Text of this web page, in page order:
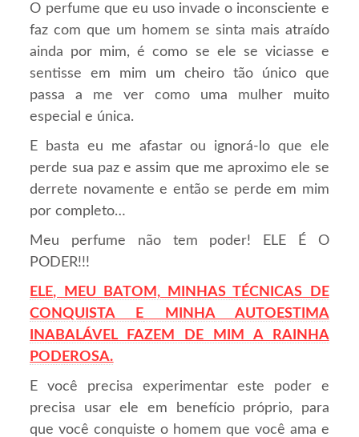
O perfume que eu uso invade o inconsciente e
faz com que um homem se sinta mais atraído
ainda por mim, é como se ele se viciasse e
sentisse em mim um cheiro tão único que
passa a me ver como uma mulher muito
especial e única.
E basta eu me afastar ou ignorá-lo que ele
perde sua paz e assim que me aproximo ele se
derrete novamente e então se perde em mim
por completo…
Meu perfume não tem poder! ELE É O
PODER!!!
ELE, MEU BATOM, MINHAS TÉCNICAS DE
CONQUISTA E M INHAAUTOESTIMA
INABALÁVEL FAZEM DE MIM A RAINHA
PODEROSA.
E você precisa experimentar este poder e
precisa usar ele em benefício próprio, para
que você conquiste o homem que você ama e